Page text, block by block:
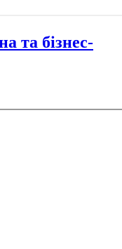
та бізнес-